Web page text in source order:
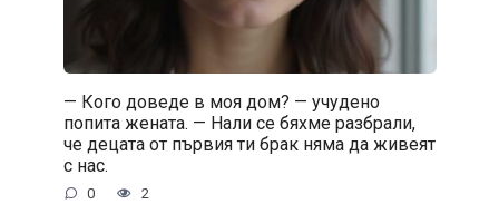
— Кого доведе в моя дом? — учудено
попита жената. — Нали се бяхме разбрали,
че децата от първия ти брак няма да живеят
с нас.
0 2